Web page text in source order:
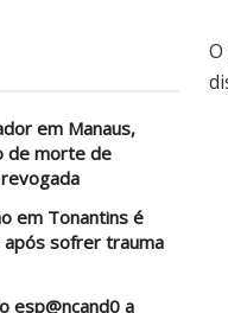
em Manaus,
de morte de
em Tonantins é
sofrer trauma
esp@ncand0 a